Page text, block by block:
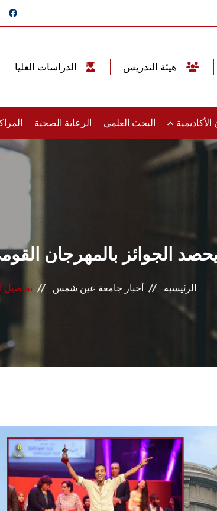
البحث العلمي الرعاية الصحية
الجوائز بالمهرجان
الرئيسية أخبار جامعة عين شمس تفاصيل